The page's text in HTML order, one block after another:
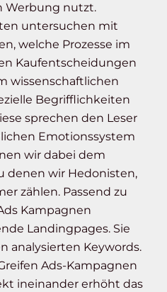
Werbung nutzt.
untersuchen mit
welche Prozesse im
Kaufentscheidungen
wissenschaftlichen
Begrifflichkeiten
sprechen den Leser
Emotionssystem
wir dabei dem
denen wir Hedonisten,
zählen. Passend zu
Kampagnen
Landingpages. Sie
analysierten Keywords.
Ads-Kampagnen
ineinander erhöht das